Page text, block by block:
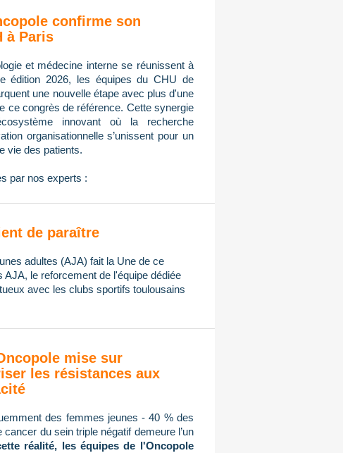
confirme son
à Paris
et médecine interne se réunissent à
édition 2026, les équipes du CHU de
une nouvelle étape avec plus d'une
ce congrès de référence. Cette synergie
innovant où la recherche
organisationnelle s’unissent pour un
vie des patients.
par nos experts :
de paraître
adultes (AJA) fait la Une de ce
le reforcement de l'équipe dédiée
avec les clubs sportifs toulousains
mise sur
les résistances aux
des femmes jeunes - 40 % des
du sein triple négatif demeure l’un
réalité, les équipes de l'Oncopole